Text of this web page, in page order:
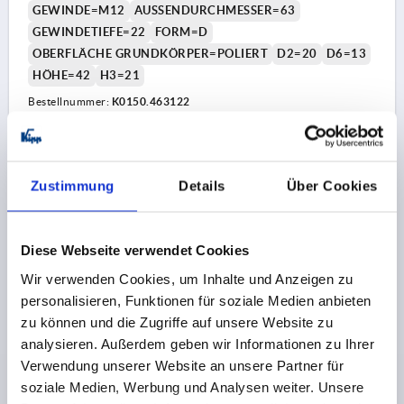
Zustimmung Details Über Cookies
Diese Webseite verwendet Cookies
Wir verwenden Cookies, um Inhalte und Anzeigen zu
personalisieren, Funktionen für soziale Medien anbieten
zu können und die Zugriffe auf unsere Website zu
analysieren. Außerdem geben wir Informationen zu Ihrer
Verwendung unserer Website an unsere Partner für
soziale Medien, Werbung und Analysen weiter. Unsere
GEWINDE=M12
AUSSENDURCHMESSER=63
GEWINDETIEFE=22
FORM=D
OBERFLÄCHE GRUNDKÖRPER=POLIERT
D2=20
D6=13
HÖHE=42
H3=21
Bestellnummer: K0150.463122
20,11 CHF
STERNGRIFF, FORM:D DIN6336 D=M06, D1=32, H=21,
EDELSTAHL GESTRAHLT